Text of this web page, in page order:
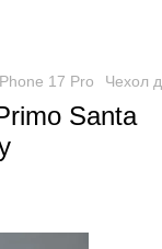
17 Pro Чехол
Santa